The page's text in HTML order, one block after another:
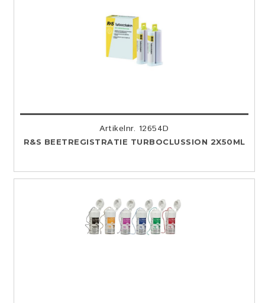
Artikelnr. 12654D
R&S BEETREGISTRATIE TURBOCLUSSION 2X50ML